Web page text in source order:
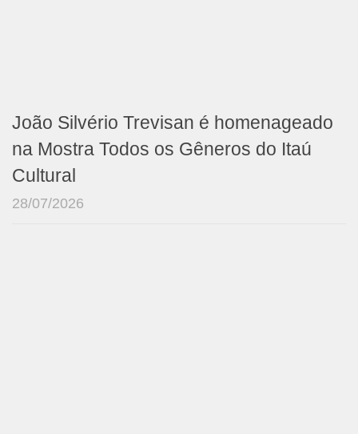
João Silvério Trevisan é homenageado
na Mostra Todos os Gêneros do Itaú
Cultural
28/07/2026